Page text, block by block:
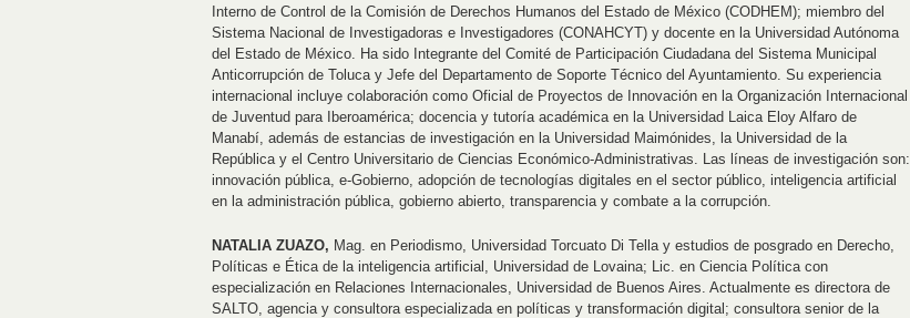
Interno de Control de la Comisión de Derechos Humanos del Estado de México (CODHEM); miembro del
Sistema Nacional de Investigadoras e Investigadores (CONAHCYT) y docente en la Universidad Autónoma
del Estado de México. Ha sido Integrante del Comité de Participación Ciudadana del Sistema Municipal
Anticorrupción de Toluca y Jefe del Departamento de Soporte Técnico del Ayuntamiento. Su experiencia
internacional incluye colaboración como Oficial de Proyectos de Innovación en la Organización Internacional
de Juventud para Iberoamérica; docencia y tutoría académica en la Universidad Laica Eloy Alfaro de
Manabí, además de estancias de investigación en la Universidad Maimónides, la Universidad de la
República y el Centro Universitario de Ciencias Económico-Administrativas. Las líneas de investigación son:
innovación pública, e-Gobierno, adopción de tecnologías digitales en el sector público, inteligencia artificial
en la administración pública, gobierno abierto, transparencia y combate a la corrupción.
NATALIA ZUAZO, Mag. en Periodismo, Universidad Torcuato Di Tella y estudios de posgrado en Derecho,
Políticas e Ética de la inteligencia artificial, Universidad de Lovaina; Lic. en Ciencia Política con
especialización en Relaciones Internacionales, Universidad de Buenos Aires. Actualmente es directora de
SALTO, agencia y consultora especializada en políticas y transformación digital; consultora senior de la